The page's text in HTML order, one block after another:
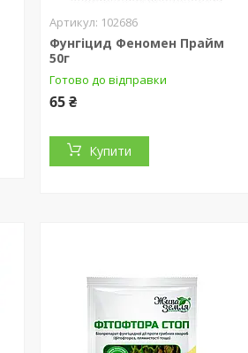
102686
Фунгіцид Феномен Прайм
50г
Готово до відправки
65 ₴
Купити